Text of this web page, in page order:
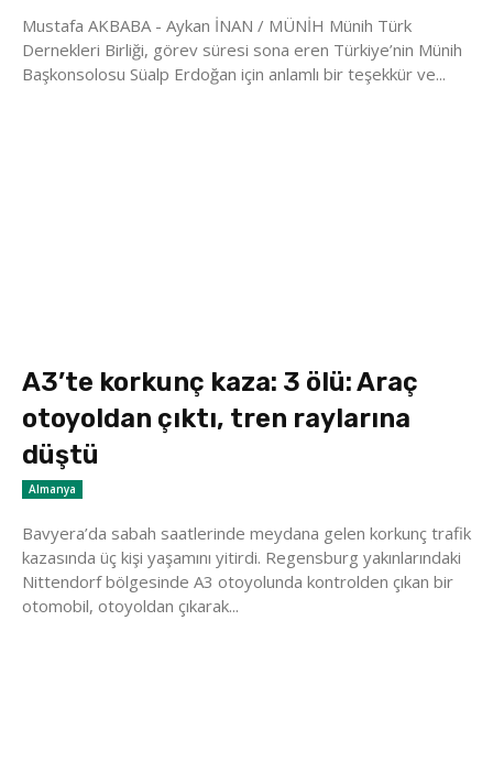
Mustafa AKBABA - Aykan İNAN / MÜNİH Münih Türk
Dernekleri Birliği, görev süresi sona eren Türkiye’nin Münih
Başkonsolosu Süalp Erdoğan için anlamlı bir teşekkür ve...
A3’te korkunç kaza: 3 ölü: Araç
otoyoldan çıktı, tren raylarına
düştü
Almanya
Bavyera’da sabah saatlerinde meydana gelen korkunç trafik
kazasında üç kişi yaşamını yitirdi. Regensburg yakınlarındaki
Nittendorf bölgesinde A3 otoyolunda kontrolden çıkan bir
otomobil, otoyoldan çıkarak...